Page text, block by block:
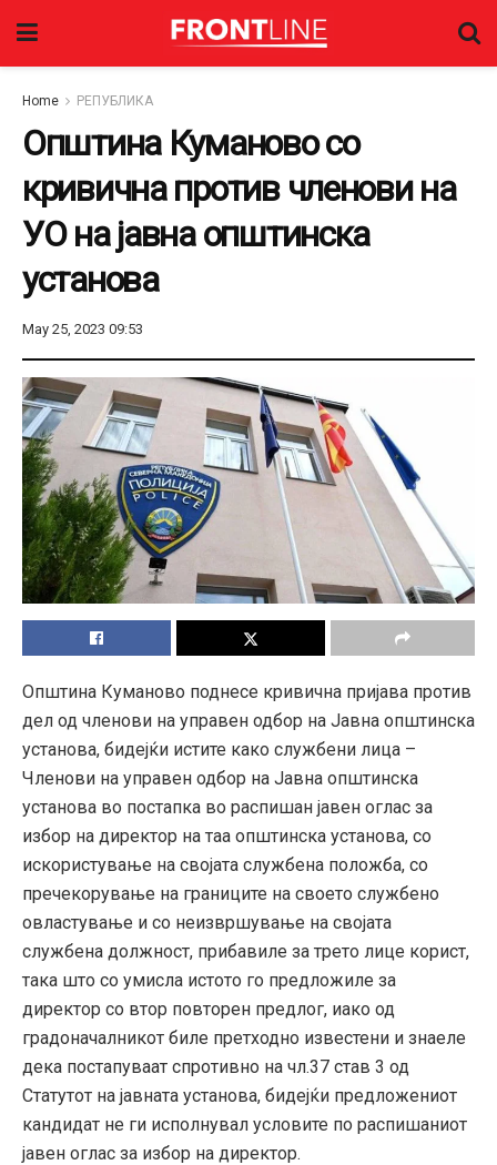
Home РЕПУБЛИКА
Општина Куманово со
кривична против членови на
УО на јавна општинска
установа
May 25, 2023 09:53
Општина Куманово поднесе кривична пријава против
дел од членови на управен одбор на Јавна општинска
установа, бидејќи истите како службени лица –
Членови на управен одбор на Јавна општинска
установа во постапка во распишан јавен оглас за
избор на директор на таа општинска установа, со
искористување на својата службена положба, со
пречекорување на границите на своето службено
овластување и со неизвршување на својата
службена должност, прибавиле за трето лице корист,
така што со умисла истото го предложиле за
директор со втор повторен предлог, иако од
градоначалникот биле претходно известени и знаеле
дека постапуваат спротивно на чл.37 став 3 од
Статутот на јавната установа, бидејќи предложениот
кандидат не ги исполнувал условите по распишаниот
јавен оглас за избор на директор.